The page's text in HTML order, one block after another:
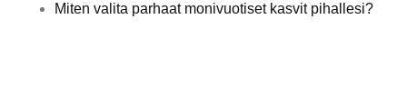
Miten valita parhaat monivuotiset kasvit pihallesi?